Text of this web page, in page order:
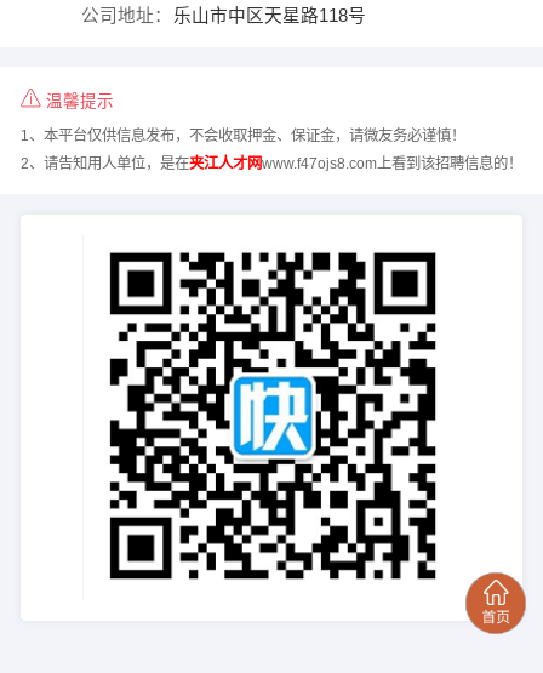
公司地址： 乐山市中区天星路118号
温馨提示
1、本平台仅供信息发布，不会收取押金、保证金，请微友务必谨慎！
2、请告知用人单位，是在夹江人才网www.f47ojs8.com上看到该招聘信息的！